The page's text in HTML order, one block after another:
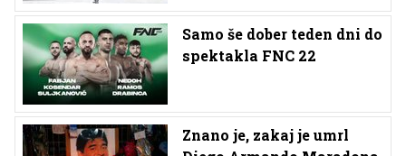
Samo še dober teden dni do
spektakla FNC 22
Znano je, zakaj je umrl